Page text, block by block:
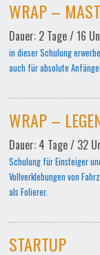
WRAP –
Dauer: 2 Tage / 16
in dieser Schulung
auch für absolute
WRAP –
Dauer: 4 Tage / 32
Schulung für Einsteiger
Vollverklebungen von
als Folierer.
STARTUP